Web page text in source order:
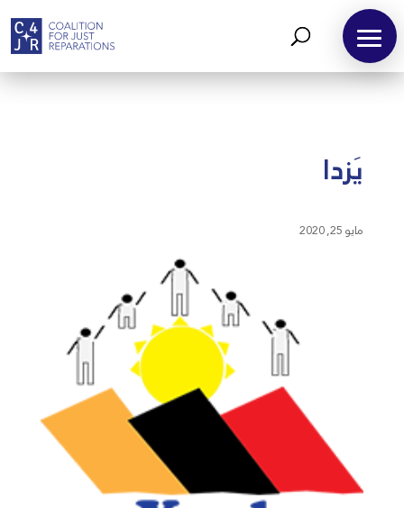
يَزدا
مايو 25, 2020